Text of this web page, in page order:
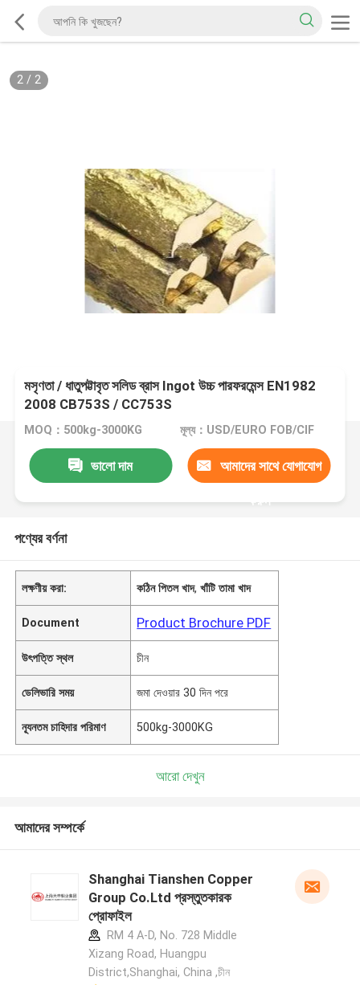
2/ 2
মসৃণতা / ধাতুপট্টাবৃত সলিড ব্রাস Ingot উচ্চ পারফরমেন্স EN1982
2008 CB753S / CC753S
MOQ：500kg-3000KG মূল্য：USD/EURO FOB/CIF
ভালো দাম আমাদের সাথে যোগাযোগ
করুন
পণ্যের বর্ণনা
লক্ষণীয় করা: কঠিন পিতল খাদ,খাঁটি তামা খাদ
Document Product Brochure PDF
উৎপত্তি স্থল চীন
ডেলিভারি সময় জমা দেওয়ার 30 দিন পরে
ন্যূনতম চাহিদার পরিমাণ 500kg-3000KG
আরো দেখুন
আমাদের সম্পর্কে
Shanghai Tianshen Copper
Group Co.Ltd প্রস্তুতকারক
প্রোফাইল
RM 4 A-D, No. 728 Middle
Xizang Road, Huangpu
District,Shanghai, China ,চীন